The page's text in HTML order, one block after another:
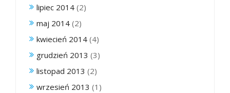
lipiec 2014 (2)
maj 2014 (2)
kwiecień 2014 (4)
grudzień 2013 (3)
listopad 2013 (2)
wrzesień 2013 (1)